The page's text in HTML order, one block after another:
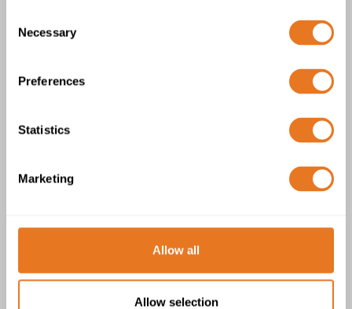
Selection
Necessary
Preferences
Statistics
Marketing
Allow all
Allow selection
Câble H05GG-F